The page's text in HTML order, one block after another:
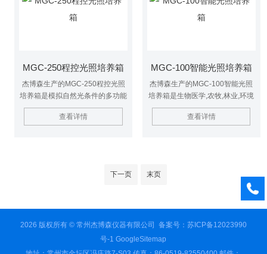
MGC-250程控光照培养箱
杰博森生产的MGC-250程控光照
培养箱是模拟自然光条件的多功能
培养箱,主要用于植物的生长组培
养,种子发芽试验,植物的栽培与育
查看详情
MGC-100智能光照培养箱
杰博森生产的MGC-100智能光照
培养箱是生物医学,农牧,林业,环境
科学等生产和科研部门的理想试验
设备.是具有模拟自然光条件的多
查看详情
下一页 末页
2026 版权所有 © 常州杰博森仪器有限公司 备案号：苏ICP备12023990
号-1 GoogleSitemap